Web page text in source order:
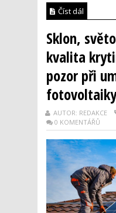
Číst dál
Sklon,
kvalita
pozor při
AUTOR: REDAKCE
0 KOMENTÁŘŮ